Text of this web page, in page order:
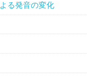
る発音の変化